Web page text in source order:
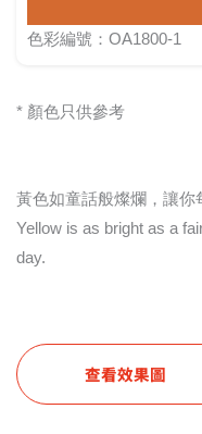
色彩編號：OA1800-1
* 顏色只供參考
黃色如童話般燦爛，讓你
Yellow is as bright as a
day.
查看效果圖